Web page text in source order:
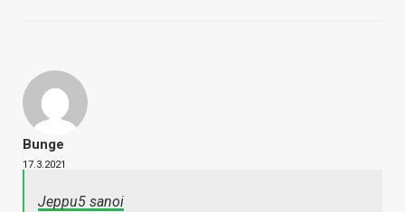
Bunge
17.3.2021
Jeppu5 sanoi